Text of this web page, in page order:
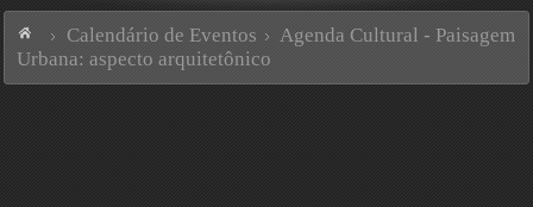
Calendário de Eventos
Agenda Cultural - Paisagem
Urbana: aspecto arquitetônico